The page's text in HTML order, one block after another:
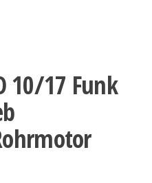
10/17 Funk